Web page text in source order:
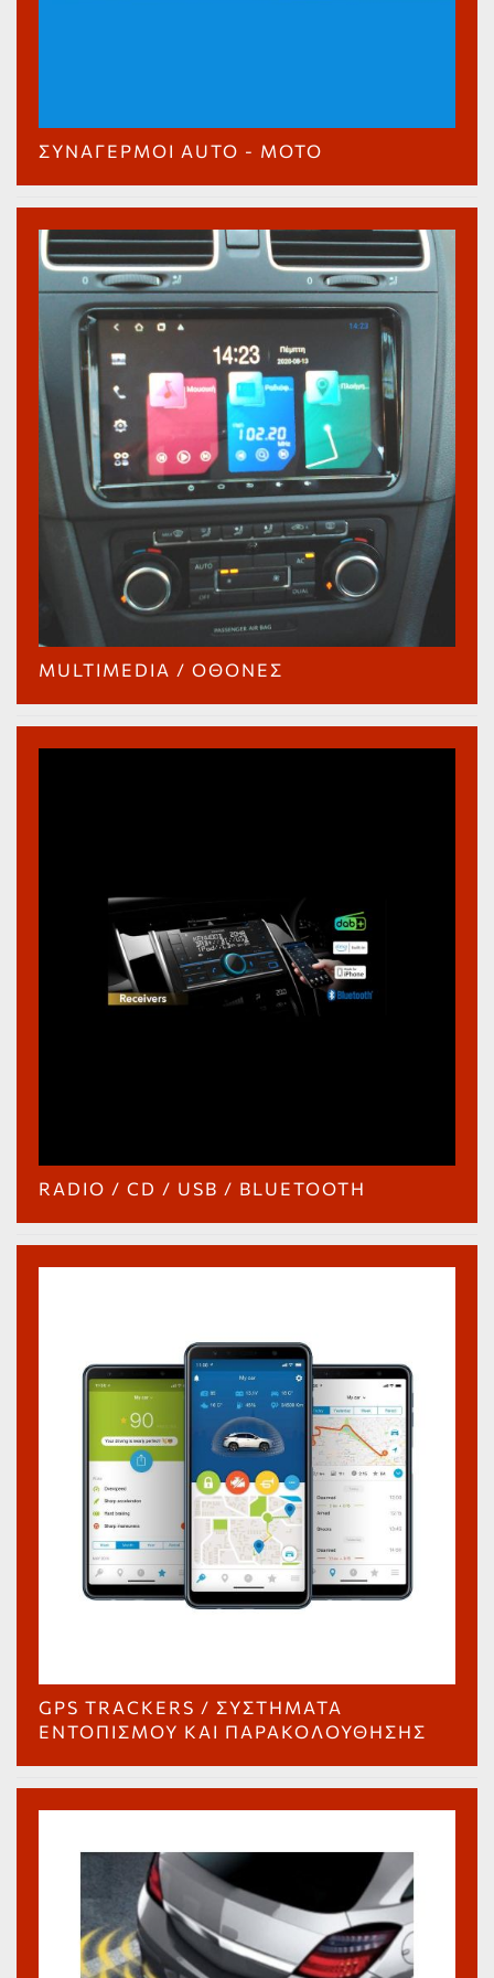
ΣΥΝΑΓΕΡΜΟΊ AUTO - MOTO
MULTIMEDIA / ΟΘΌΝΕΣ
RADIO / CD / USB / BLUETOOTH
GPS TRACKERS / ΣΥΣΤΉΜΑΤΑ
ΕΝΤΟΠΙΣΜΟΎ ΚΑΙ ΠΑΡΑΚΟΛΟΎΘΗΣΗΣ